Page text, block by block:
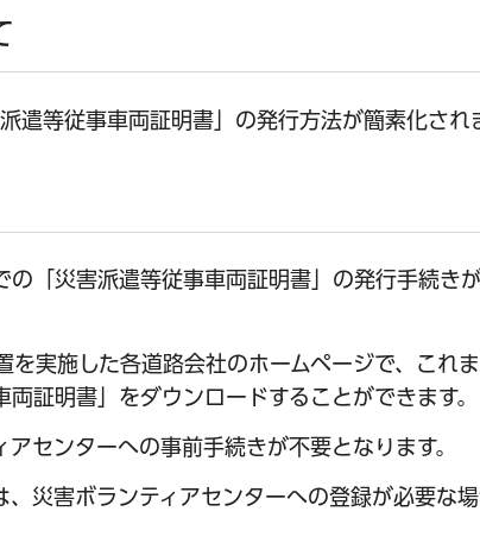
等従事車両証明書」の発行方法が簡素化され
の「災害派遣等従事車両証明書」の発行手続き
を実施した各道路会社のホームページで、これ
証明書」をダウンロードすることができます。
センターへの事前手続きが不要となります。
災害ボランティアセンターへの登録が必要な